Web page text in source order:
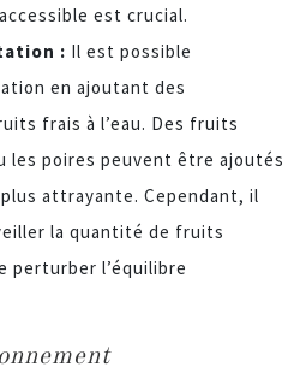
est crucial.
: Il est possible
en ajoutant des
frais à l’eau. Des fruits
les poires peuvent être ajoutés
plus attrayante. Cependant, il
la quantité de fruits
perturber l’équilibre